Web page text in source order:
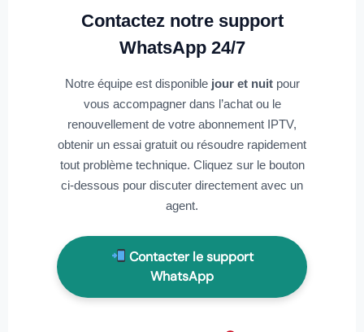
Contactez notre support
WhatsApp 24/7
Notre équipe est disponible jour et nuitpour
vous accompagner dans l’achat ou le
renouvellement de votre abonnement IPTV,
obtenir un essai gratuit ou résoudre rapidement
tout problème technique. Cliquez sur le bouton
ci-dessous pour discuter directement avec un
agent.
Contacter le support
WhatsApp